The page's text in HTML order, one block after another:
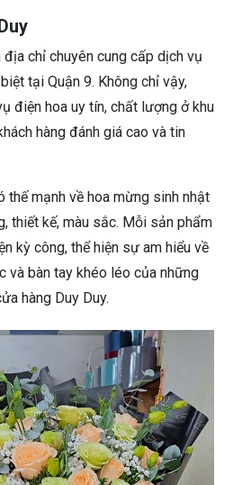
chỉ chuyên cung cấp dịch vụ
tại Quận 9. Không chỉ vậy,
điện hoa uy tín, chất lượng ở khu
hàng đánh giá cao và tin
thế mạnh về hoa mừng sinh nhật
thiết kế, màu sắc. Mỗi sản phẩm
kỳ công, thể hiện sự am hiểu về
và bàn tay khéo léo của những
hàng Duy Duy.